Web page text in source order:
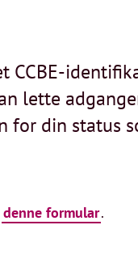
CCBE-
lette
for din status
denne formular.